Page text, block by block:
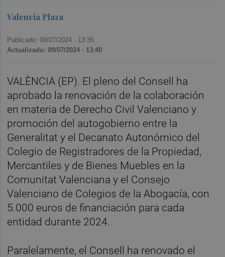
Valencia Plaza
Publicado: 09/07/2024 · 13:35
Actualizado: 09/07/2024 · 13:40
VALÈNCIA (EP). El pleno del Consell ha
aprobado la renovación de la colaboración
en materia de Derecho Civil Valenciano y
promoción del autogobierno entre la
Generalitat y el Decanato Autonómico del
Colegio de Registradores de la Propiedad,
Mercantiles y de Bienes Muebles en la
Comunitat Valenciana y el Consejo
Valenciano de Colegios de la Abogacía, con
5.000 euros de financiación para cada
entidad durante 2024.
Paralelamente, el Consell ha renovado el